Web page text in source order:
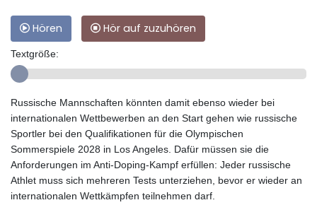
Hören Hör auf zuzuhören
Textgröße:
Russische Mannschaften könnten damit ebenso wieder bei
internationalen Wettbewerben an den Start gehen wie russische
Sportler bei den Qualifikationen für die Olympischen
Sommerspiele 2028 in Los Angeles. Dafür müssen sie die
Anforderungen im Anti-Doping-Kampf erfüllen: Jeder russische
Athlet muss sich mehreren Tests unterziehen, bevor er wieder an
internationalen Wettkämpfen teilnehmen darf.